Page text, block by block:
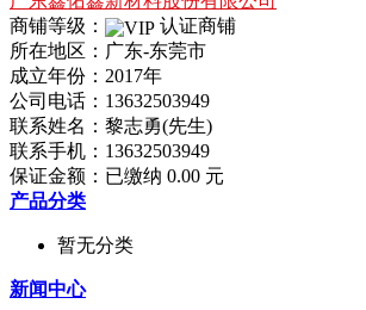
商铺等级：
认证商铺
所在地区：广东-东莞市
成立年份：2017年
公司电话： 13632503949
联系姓名：黎志勇(先生)
联系手机： 13632503949
保证金额： 已缴纳 0.00 元
产品分类
暂无分类
新闻中心